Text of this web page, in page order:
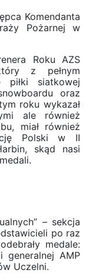
Komendanta
Pożarnej w
Roku AZS
z pełnym
piłki siatkowej
oraz
roku wykazał
ale również
miał również
Polski w II
skąd nasi
– sekcja
po raz
medale:
generalnej AMP
Uczelni.